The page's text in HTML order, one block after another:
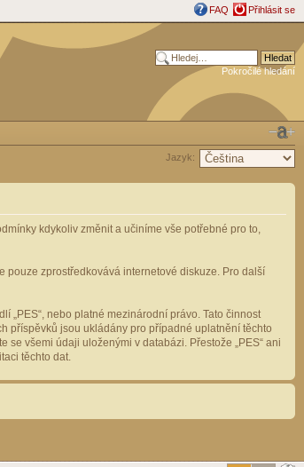
FAQ Přihlásit se
Pokročilé hledání
Jazyk:
kdykoliv změnit a učiníme vše potřebné pro to,
pouze zprostředkovává internetové diskuze. Pro další
„PES“, nebo platné mezinárodní právo. Tato činnost
příspěvků jsou ukládány pro případné uplatnění těchto
všemi údaji uloženými v databázi. Přestože „PES“ ani
těchto dat.